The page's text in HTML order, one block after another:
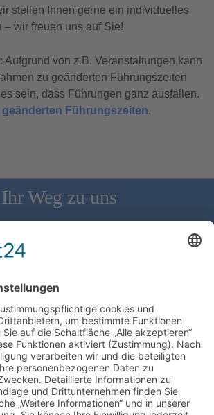
stellen Ihnen gerne ein individuelles
– wir freuen uns auf Sie!
Aufgrund von z.B. Veranstaltungen kann
zu geänderten Führungszeiten
sein, dass Führungen ganz ausfallen.
geänderten Führungszeiten.
Ihr Weg zu uns
Schliengen | Telefon: 07626/237 | E-
Ihre Zustimmung, um den
Maps-Service zu laden!
einen Service eines
um Karteninhalte einzubetten.
kann Daten zu Ihren Aktivitäten
lesen Sie die Details durch und
der Nutzung des Service zu, um